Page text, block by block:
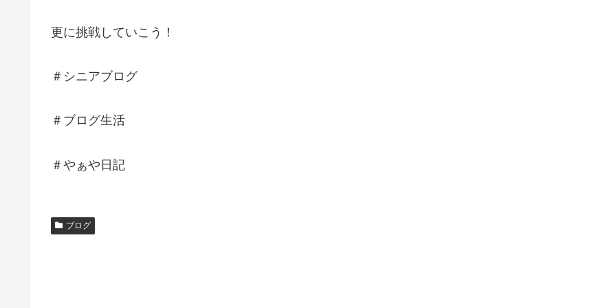
更に挑戦していこう！
＃シニアブログ
＃ブログ生活
＃やぁや日記
ブログ